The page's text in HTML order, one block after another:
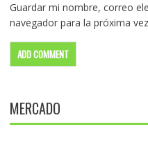
Guardar mi nombre, correo
navegador para la próxima
MERCADO